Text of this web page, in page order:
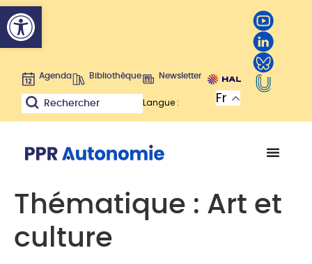
Ouvrir la barre d’outils
Agenda Bibliothèque Newsletter
Rechercher Langue : Fr
Thématique : Art et
culture